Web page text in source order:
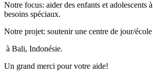
Notre focus: aider des enfants et adolescents à
besoins spéciaux.
Notre projet: soutenir une centre de jour/école
à Bali, Indonésie.
Un grand merci pour votre aide!